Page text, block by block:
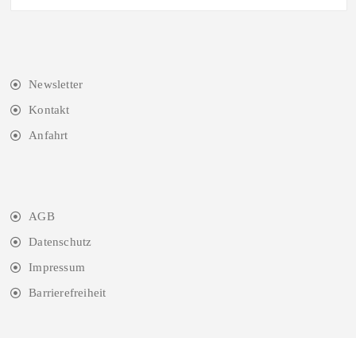
Newsletter
Kontakt
Anfahrt
AGB
Datenschutz
Impressum
Barrierefreiheit